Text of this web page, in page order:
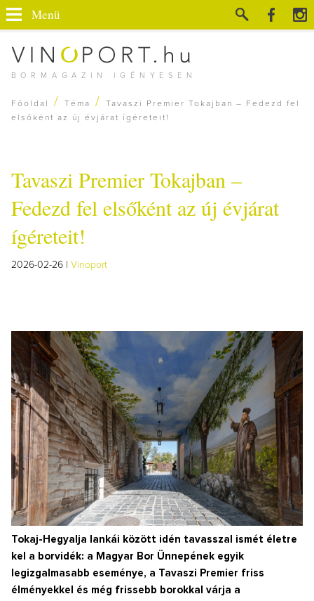
BORMAGAZIN IGÉNYESEN
Menü
Főoldal / Téma /
Tavaszi Premier Tokajban – Fedezd fel
elsőként az új évjárat ígéreteit!
Tavaszi Premier Tokajban –
Fedezd fel elsőként az új évjárat
ígéreteit!
2026-02-26 | Vinoport
Tokaj-Hegyalja lankái között idén tavasszal ismét életre
kel a borvidék: a Magyar Bor Ünnepének egyik
legizgalmasabb eseménye, a Tavaszi Premier friss
élményekkel és még frissebb borokkal várja a